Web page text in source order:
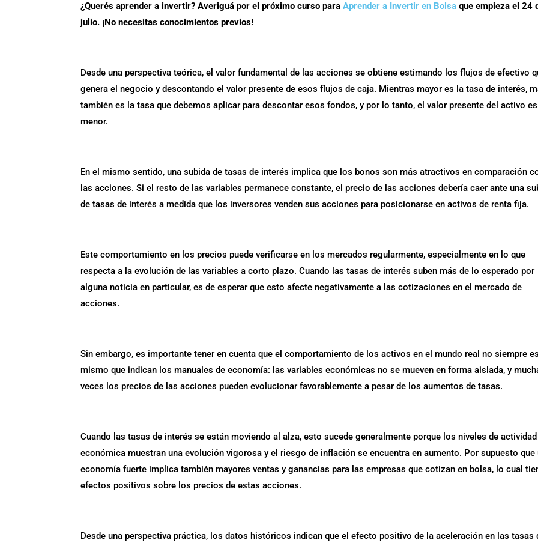
¿Querés aprender a invertir? Averiguá por el próximo curso paraAprender a Invertir en Bolsa que empieza el 24
julio. ¡No necesitas conocimientos previos!
Desde una perspectiva teórica, el valor fundamental de las acciones se obtiene estimando los flujos de efectivo
genera el negocio y descontando el valor presente de esos flujos de caja. Mientras mayor es la tasa de interés,
también es la tasa que debemos aplicar para descontar esos fondos, y por lo tanto, el valor presente del activo es
menor.
En el mismo sentido, una subida de tasas de interés implica que los bonos son más atractivos en comparación
las acciones. Si el resto de las variables permanece constante, el precio de las acciones debería caer ante una
de tasas de interés a medida que los inversores venden sus acciones para posicionarse en activos de renta fija.
Este comportamiento en los precios puede verificarse en los mercados regularmente, especialmente en lo que
respecta a la evolución de las variables a corto plazo. Cuando las tasas de interés suben más de lo esperado por
alguna noticia en particular, es de esperar que esto afecte negativamente a las cotizaciones en el mercado de
acciones.
Sin embargo, es importante tener en cuenta que el comportamiento de los activos en el mundo real no siempre
mismo que indican los manuales de economía: las variables económicas no se mueven en forma aislada, y
veces los precios de las acciones pueden evolucionar favorablemente a pesar de los aumentos de tasas.
Cuando las tasas de interés se están moviendo al alza, esto sucede generalmente porque los niveles de actividad
económica muestran una evolución vigorosa y el riesgo de inflación se encuentra en aumento. Por supuesto que
economía fuerte implica también mayores ventas y ganancias para las empresas que cotizan en bolsa, lo cual
efectos positivos sobre los precios de estas acciones.
Desde una perspectiva práctica, los datos históricos indican que el efecto positivo de la aceleración en las tasas